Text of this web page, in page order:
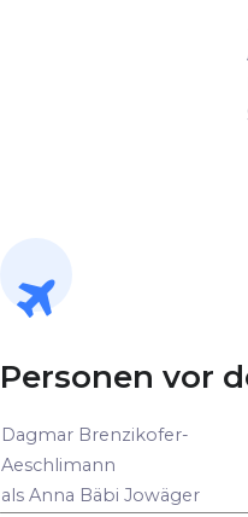
Personen vor
Dagmar Brenzikofer-
Aeschlimann
als Anna Bäbi Jowäger